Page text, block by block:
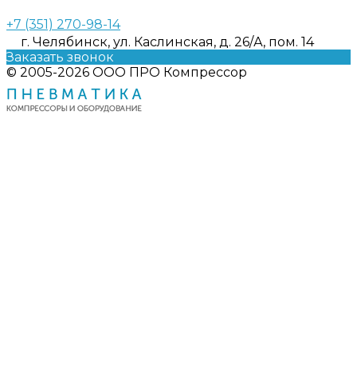
+7 (351) 270-98-14
г. Челябинск, ул. Каслинская, д. 26/А, пом. 14
Заказать звонок
© 2005-2026 ООО ПРО Компрессор